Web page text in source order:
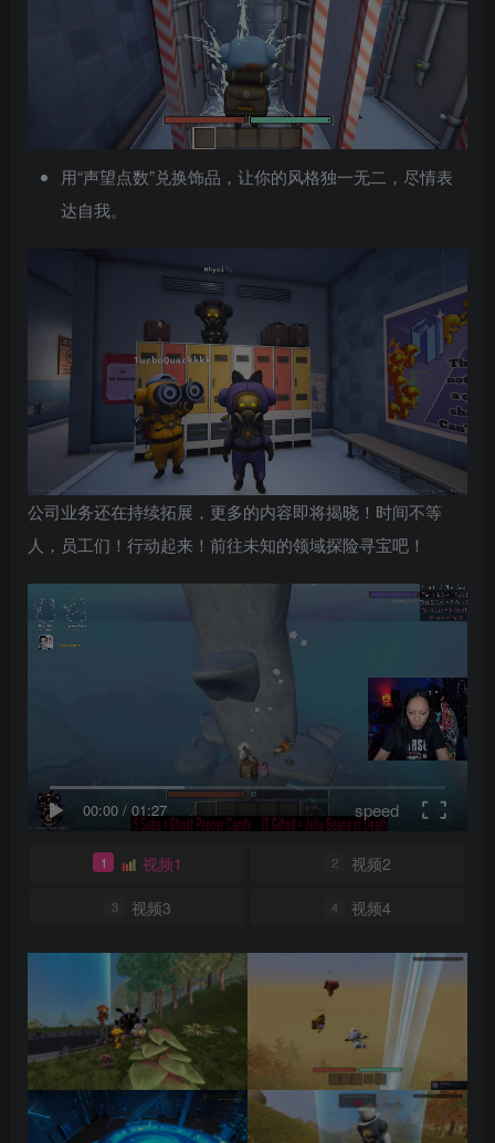
用“声望点数”兑换饰品，让你的风格独一无二，尽情表
达自我。
公司业务还在持续拓展，更多的内容即将揭晓！时间不等
人，员工们！行动起来！前往未知的领域探险寻宝吧！
00:00 / 01:27 speed
1 视频1 2 视频2
3 视频3 4 视频4